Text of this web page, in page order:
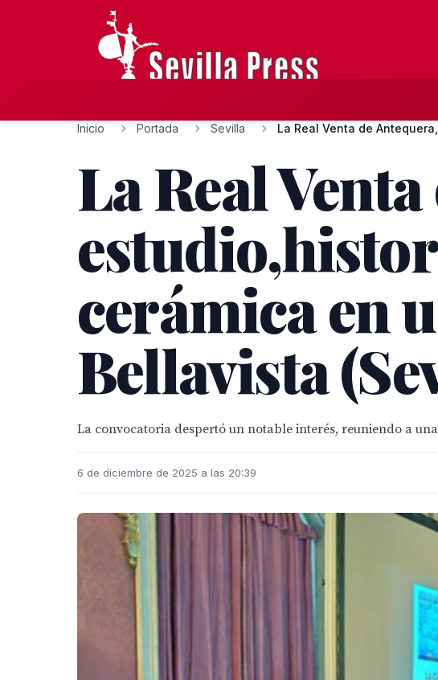
Inicio Portada Sevilla La Real Venta de
La Real
cerámica en
Bellavista
La convocatoria despertó un notable interés, reuniendo a
6 de diciembre de 2025 a las 20:39